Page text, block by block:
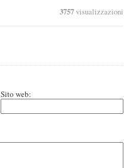
3757visualizzazioni
Sito web: